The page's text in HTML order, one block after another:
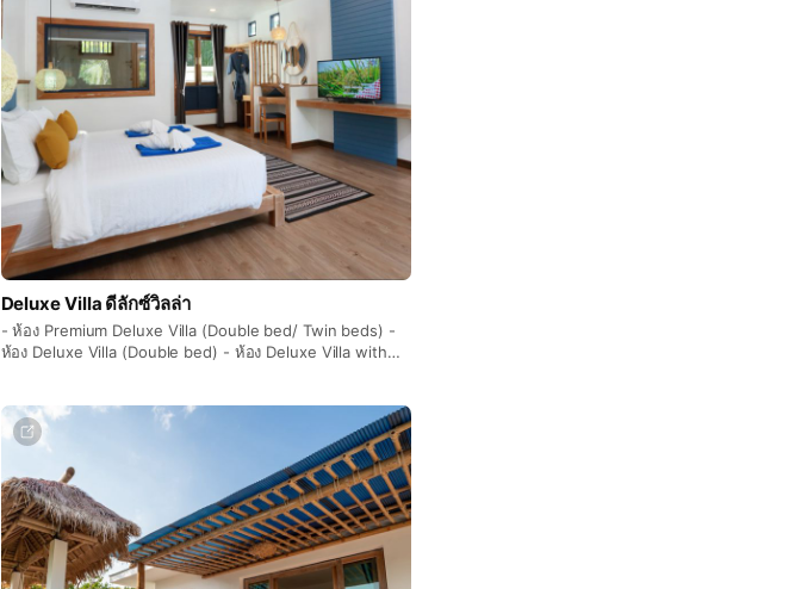
Deluxe Villa ดีลักซ์วิลล่า
- ห้อง Premium Deluxe Villa (Double bed/ Twin beds) -
ห้อง Deluxe Villa (Double bed) - ห้อง Deluxe Villa with
Deluxe Villa จะอยู่ใกล้สระและหาดมากกว่าห้องอื่น
ส่วนDeluxe Villa จะตั้งอยู่ด้านในของรีสอร์ทเพื่อความเงียบสงบ
และDeluxe Villa with Restricted View จะตั้งอยู่ใกล้กับทาง
เข้าของโรงแรม